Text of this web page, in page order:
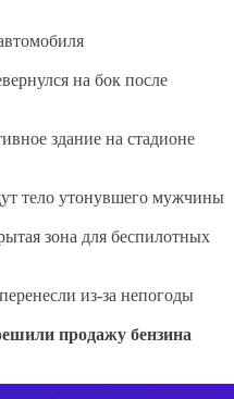
на бок после
здание на стадионе
тело утонувшего мужчины
зона для беспилотных
из-за непогоды
продажу бензина